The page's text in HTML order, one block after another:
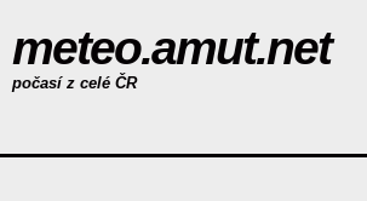
meteo.amut.net
počasí z celé ČR